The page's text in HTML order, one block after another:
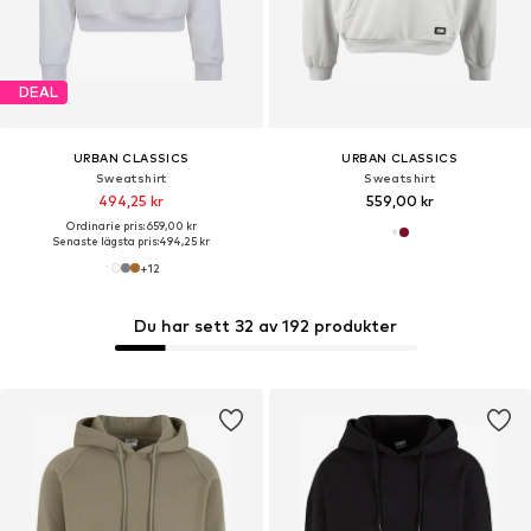
DEAL
URBAN CLASSICS
Sweatshirt
494,25 kr
Ordinarie pris: 659,00 kr
Senaste lägsta pris:494,25 kr
+12
URBAN CLASSICS
Sweatshirt
559,00 kr
Du har sett 32 av 192 produkter